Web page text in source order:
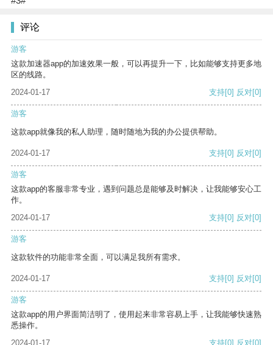
评论
游客
这款加速器app的加速效果一般，可以再提升一下，比如能够支持更多地
区的线路。
2024-01-17
支持[0] 反对[0]
游客
这款app就像我的私人助理，随时随地为我的办公提供帮助。
2024-01-17 支持[0] 反对[0]
游客
这款app的客服非常专业，遇到问题总是能够及时解决，让我能够安心工
作。
2024-01-17
支持[0] 反对[0]
游客
这款软件的功能非常全面，可以满足我所有需求。
2024-01-17 支持[0] 反对[0]
游客
这款app的用户界面简洁明了，使用起来非常容易上手，让我能够快速熟
悉操作。
2024-01-17
支持[0] 反对[0]